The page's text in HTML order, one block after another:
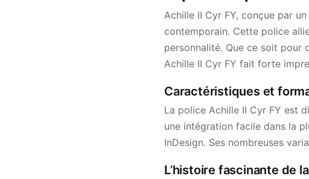
Achille II Cyr FY, conçue par
contemporain. Cette police
personnalité. Que ce soit pour
Achille II Cyr FY fait forte
Caractéristiques et
La police Achille II Cyr FY est
une intégration facile dans la
InDesign. Ses nombreuses
L’histoire fascinante de